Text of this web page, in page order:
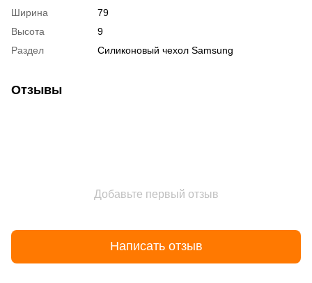
Ширина
79
Высота
9
Раздел
Силиконовый чехол Samsung
Отзывы
Добавьте первый отзыв
Написать отзыв